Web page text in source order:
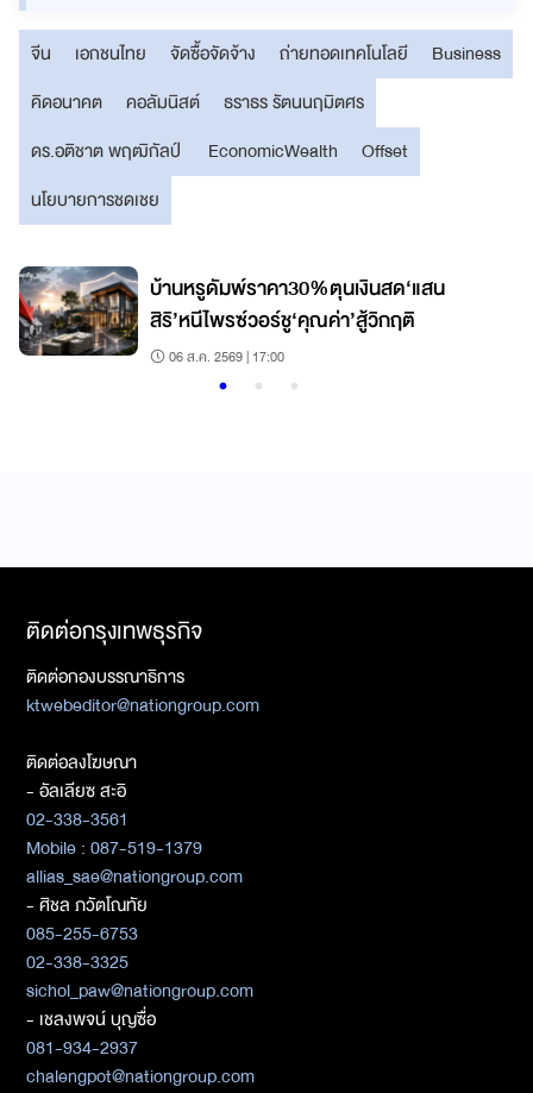
จีน เอกชนไทย จัดซื้อจัดจ้าง ถ่ายทอดเทคโนโลยี
Business
คิดอนาคต
คอลัมนิสต์
ธราธร รัตนนฤมิตศร
ดร.อติชาต พฤฒิกัลป์
EconomicWealth
Offset
นโยบายการชดเชย
บ้านหรูดัมพ์ราคา30%ตุนเงินสด‘แสน
สิริ’หนีไพรซ์วอร์ชู‘คุณค่า’สู้วิกฤติ
06 ส.ค. 2569 | 17:00
ติดต่อกรุงเทพธุรกิจ
ติดต่อกองบรรณาธิการ
ktwebeditor@nationgroup.com
ติดต่อลงโฆษณา
- อัลเลียซ สะอิ
02-338-3561
Mobile : 087-519-1379
allias_sae@nationgroup.com
- ศิชล ภวัตโณทัย
085-255-6753
02-338-3325
sichol_paw@nationgroup.com
- เชลงพจน์ บุญซื่อ
081-934-2937
chalengpot@nationgroup.com